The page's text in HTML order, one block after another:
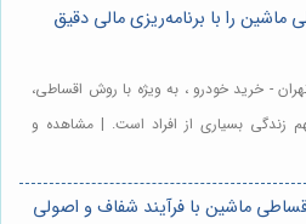
را با برنامه‌ریزی مالی دقیق
- خرید خودرو ، به ویژه با روش اقساطی،
زندگی بسیاری از افراد است. | مشاهده و
ماشین با فرآیند شفاف و اصولی